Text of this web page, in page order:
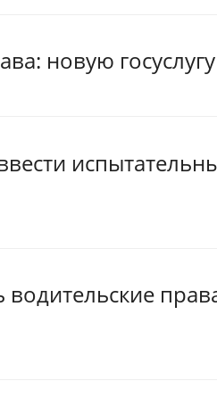
новую госуслугу